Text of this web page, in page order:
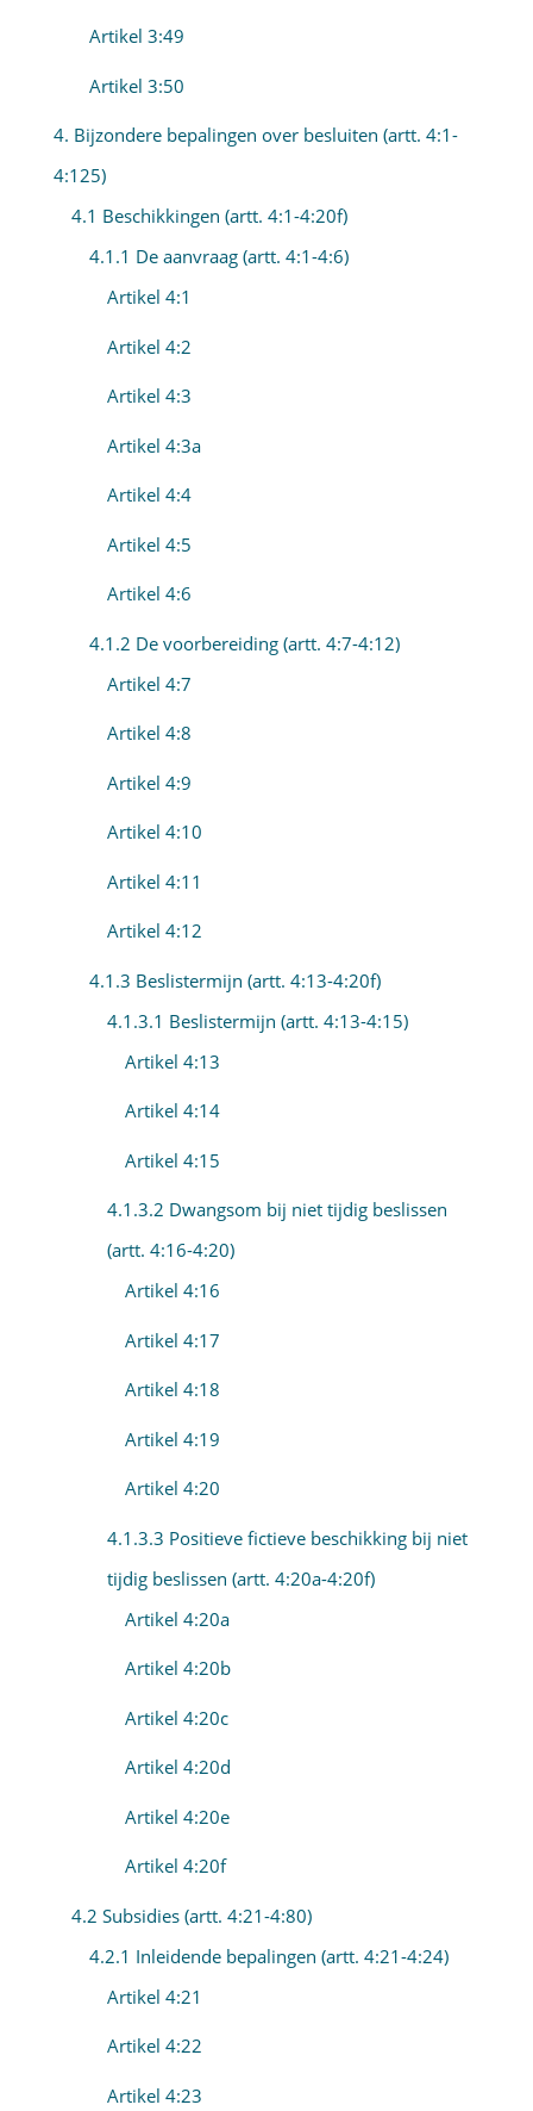
Artikel 3:49
Artikel 3:50
4. Bijzondere bepalingen over besluiten (artt. 4:1-
4:125)
4.1 Beschikkingen (artt. 4:1-4:20f)
4.1.1 De aanvraag (artt. 4:1-4:6)
Artikel 4:1
Artikel 4:2
Artikel 4:3
Artikel 4:3a
Artikel 4:4
Artikel 4:5
Artikel 4:6
4.1.2 De voorbereiding (artt. 4:7-4:12)
Artikel 4:7
Artikel 4:8
Artikel 4:9
Artikel 4:10
Artikel 4:11
Artikel 4:12
4.1.3 Beslistermijn (artt. 4:13-4:20f)
4.1.3.1 Beslistermijn (artt. 4:13-4:15)
Artikel 4:13
Artikel 4:14
Artikel 4:15
4.1.3.2 Dwangsom bij niet tijdig beslissen
(artt. 4:16-4:20)
Artikel 4:16
Artikel 4:17
Artikel 4:18
Artikel 4:19
Artikel 4:20
4.1.3.3 Positieve fictieve beschikking bij niet
tijdig beslissen (artt. 4:20a-4:20f)
Artikel 4:20a
Artikel 4:20b
Artikel 4:20c
Artikel 4:20d
Artikel 4:20e
Artikel 4:20f
4.2 Subsidies (artt. 4:21-4:80)
4.2.1 Inleidende bepalingen (artt. 4:21-4:24)
Artikel 4:21
Artikel 4:22
Artikel 4:23